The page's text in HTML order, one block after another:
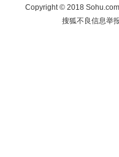
Copyright©2018
搜狐不良信息举